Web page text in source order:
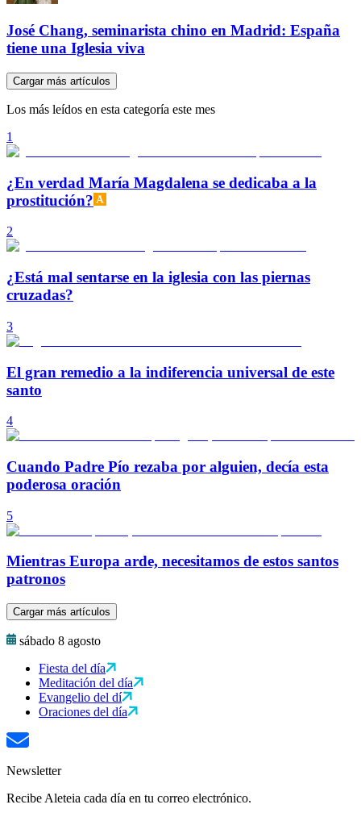
José Chang, seminarista chino en Madrid: España
tiene una Iglesia viva
Cargar más artículos
Los más leídos en esta categoría este mes
1
¿En verdad María Magdalena se dedicaba a la
prostitución?
2
¿Está mal sentarse en la iglesia con las piernas
cruzadas?
3
El gran remedio a la indiferencia universal de este
santo
4
Cuando Padre Pío rezaba por alguien, decía esta
poderosa oración
5
Mientras Europa arde, necesitamos de estos santos
patronos
Cargar más artículos
sábado 8 agosto
Fiesta del día
Meditación del día
Evangelio del dí
Oraciones del día
Newsletter
Recibe Aleteia cada día en tu correo electrónico.